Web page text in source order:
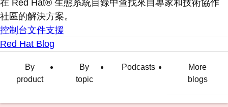
在 Red Hat® 生態系統目錄中查找來自專家和技術協作
社區的解決方案。
控制台文件支援
Red Hat Blog
By
product
By
topic
Podcasts
More
blogs